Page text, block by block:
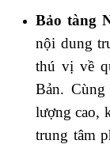
Bảo tàng
nội dung
thú vị về
Bản.
lượng cao,
trung tâm